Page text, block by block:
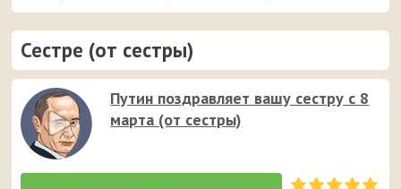
смартфон в виде входящего звонка.
Сестре (от сестры)
Путин поздравляет вашу сестру с 8
марта (от сестры)